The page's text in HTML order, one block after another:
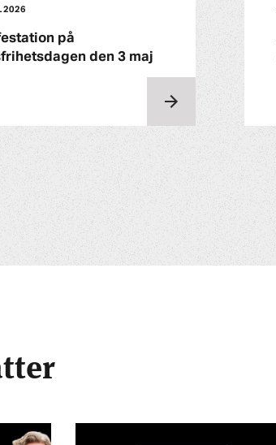
2026
på
den 3 maj